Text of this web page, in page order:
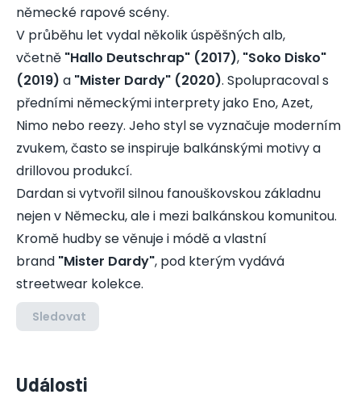
německé rapové scény.
V průběhu let vydal několik úspěšných alb,
včetně "Hallo Deutschrap" (2017), "Soko Disko"
(2019) a "Mister Dardy" (2020). Spolupracoval s
předními německými interprety jako Eno, Azet,
Nimo nebo reezy. Jeho styl se vyznačuje moderním
zvukem, často se inspiruje balkánskými motivy a
drillovou produkcí.
Dardan si vytvořil silnou fanouškovskou základnu
nejen v Německu, ale i mezi balkánskou komunitou.
Kromě hudby se věnuje i módě a vlastní
brand "Mister Dardy", pod kterým vydává
streetwear kolekce.
Sledovat
Události